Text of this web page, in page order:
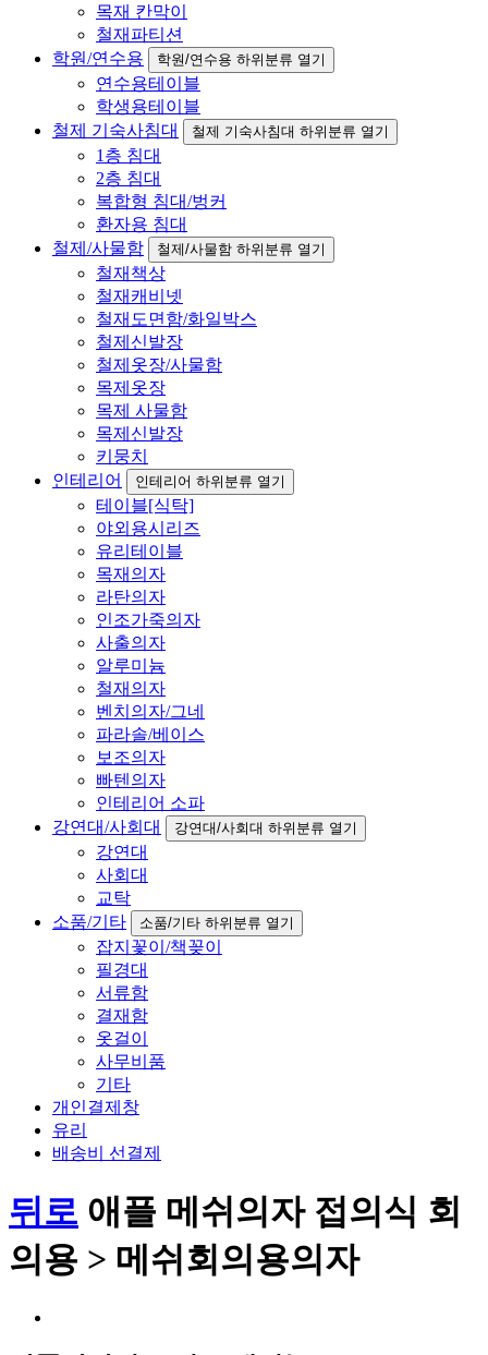
목재 칸막이
철재파티션
학원/연수용
학원/연수용 하위분류 열기
연수용테이블
학생용테이블
철제 기숙사침대
철제 기숙사침대 하위분류 열기
1층 침대
2층 침대
복합형 침대/벙커
환자용 침대
철제/사물함
철제/사물함 하위분류 열기
철재책상
철재캐비넷
철재도면함/화일박스
철제신발장
철제옷장/사물함
목제옷장
목제 사물함
목제신발장
키뭉치
인테리어
인테리어 하위분류 열기
테이블[식탁]
야외용시리즈
유리테이블
목재의자
라탄의자
인조가죽의자
사출의자
알루미늄
철재의자
벤치의자/그네
파라솔/베이스
보조의자
빠텐의자
인테리어 소파
강연대/사회대
강연대/사회대 하위분류 열기
강연대
사회대
교탁
소품/기타
소품/기타 하위분류 열기
잡지꽃이/책꽂이
필경대
서류함
결재함
옷걸이
사무비품
기타
개인결제창
유리
배송비 선결제
뒤로 애플 메쉬의자 접의식 회
의용 > 메쉬회의용의자